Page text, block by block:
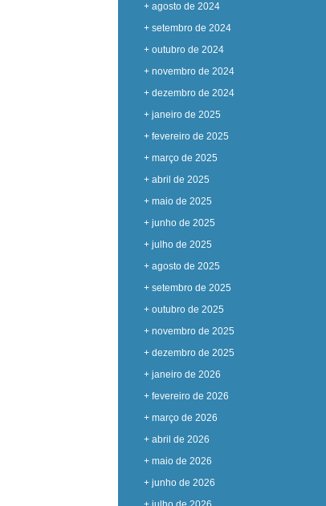
+ agosto de 2024
+ setembro de 2024
+ outubro de 2024
+ novembro de 2024
+ dezembro de 2024
+ janeiro de 2025
+ fevereiro de 2025
+ março de 2025
+ abril de 2025
+ maio de 2025
+ junho de 2025
+ julho de 2025
+ agosto de 2025
+ setembro de 2025
+ outubro de 2025
+ novembro de 2025
+ dezembro de 2025
+ janeiro de 2026
+ fevereiro de 2026
+ março de 2026
+ abril de 2026
+ maio de 2026
+ junho de 2026